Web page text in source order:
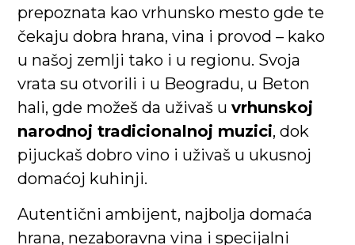
prepoznata kao vrhunsko mesto gde te
čekaju dobra hrana, vina i provod – kako
u našoj zemlji tako i u regionu. Svoja
vrata su otvorili i u Beogradu, u Beton
hali, gde možeš da uživaš uvrhunskoj
narodnoj tradicionalnoj muzici, dok
pijuckaš dobro vino i uživaš u ukusnoj
domaćoj kuhinji.
Autentični ambijent, najbolja domaća
hrana, nezaboravna vina i specijalni